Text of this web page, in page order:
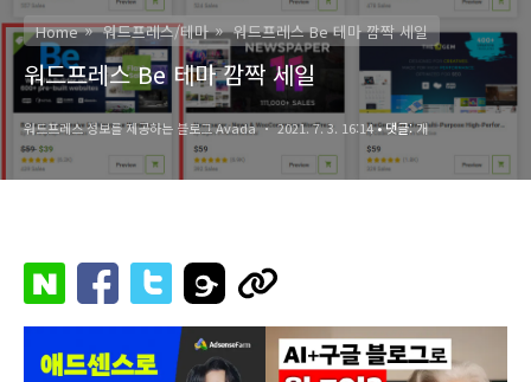
Home 워드프레스/테마 워드프레스 Be 테마 깜짝 세일
워드프레스 Be 테마 깜짝 세일
워드프레스 정보를 제공하는 블로그 Avada 2021. 7. 3. 16:14• 댓글:개